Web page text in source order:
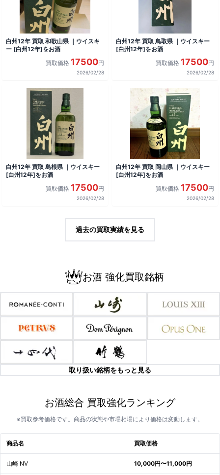
白州12年 買取 和歌山県 ｜ウイスキ
ー [白州12年]をお酒
買取価格 17500円
2026/02/28
白州12年 買取 鳥取県 ｜ウイスキー
[白州12年]をお酒
買取価格 17500円
2026/02/28
白州12年 買取 島根県 ｜ウイスキー
[白州12年]をお酒
買取価格 17500円
2026/02/28
白州12年 買取 岡山県 ｜ウイスキー
[白州12年]をお酒
買取価格 17500円
2026/02/28
過去の買取実績を見る
お酒 強化買取銘柄
取り扱い銘柄をもっと見る
お酒総合 買取強化ランキング
※買取参考価格です。商品の状態や市場相場により価格は変動します。
商品名 買取価格
山崎 NV 10,000円〜11,000円